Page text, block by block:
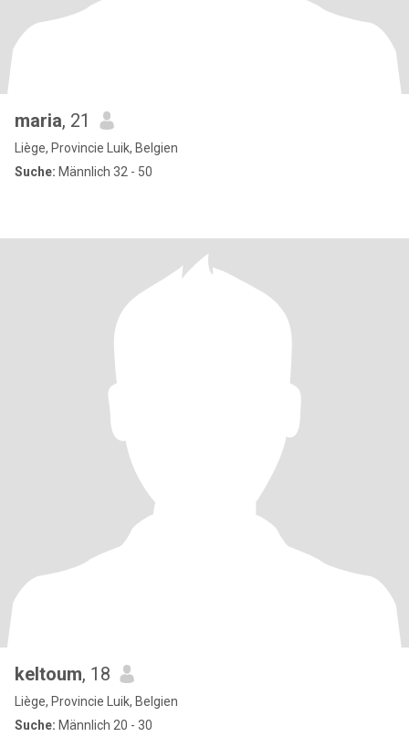
maria, 21
Liège, Provincie Luik, Belgien
Suche: Männlich 32 - 50
keltoum, 18
Liège, Provincie Luik, Belgien
Suche: Männlich 20 - 30